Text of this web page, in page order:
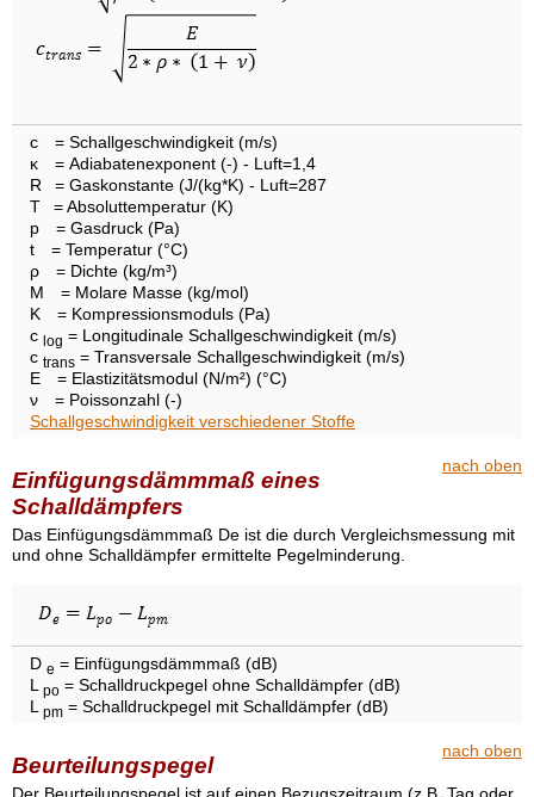
c
= Schallgeschwindigkeit (m/s)
κ
= Adiabatenexponent (-) - Luft=1,4
R
= Gaskonstante (J/(kg*K) - Luft=287
T
= Absoluttemperatur (K)
p
= Gasdruck (Pa)
t
= Temperatur (°C)
ρ
= Dichte (kg/m³)
M
= Molare Masse (kg/mol)
K
= Kompressionsmoduls (Pa)
c log = Longitudinale Schallgeschwindigkeit (m/s)
c trans = Transversale Schallgeschwindigkeit (m/s)
E
= Elastizitätsmodul (N/m²) (°C)
ν
= Poissonzahl (-)
Schallgeschwindigkeit verschiedener Stoffe
nach oben
Einfügungsdämmmaß eines
Schalldämpfers
Das Einfügungsdämmmaß De ist die durch Vergleichsmessung mit
und ohne Schalldämpfer ermittelte Pegelminderung.
D e = Einfügungsdämmmaß (dB)
L po = Schalldruckpegel ohne Schalldämpfer (dB)
L pm = Schalldruckpegel mit Schalldämpfer (dB)
nach oben
Beurteilungspegel